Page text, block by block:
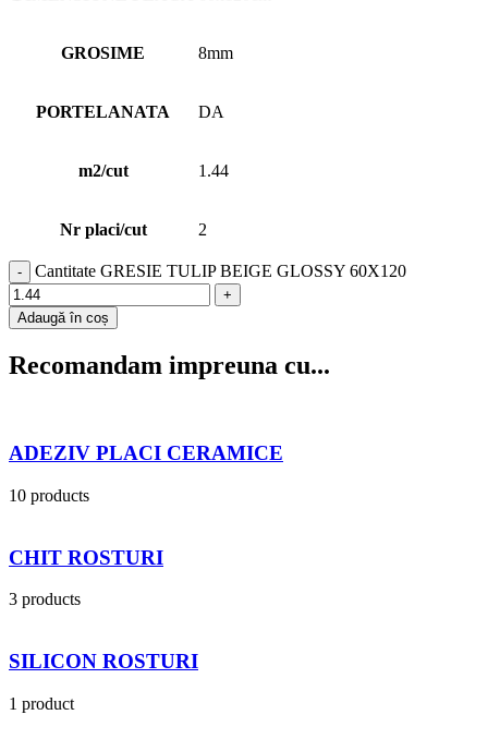
GROSIME 8mm
PORTELANATA DA
m2/cut 1.44
Nr placi/cut 2
Cantitate GRESIE TULIP BEIGE GLOSSY 60X120
Adaugă în coș
Recomandam impreuna cu...
ADEZIV PLACI CERAMICE
10 products
CHIT ROSTURI
3 products
SILICON ROSTURI
1 product